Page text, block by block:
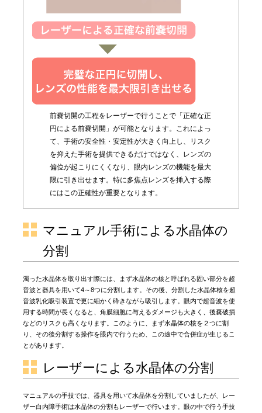
前嚢切開の工程をレーザーで行うことで「正確な正
円による前嚢切開」が可能となります。これによっ
て、手術の安全性・安定性が大きく向上し、リスク
を抑えた手術を提供できるだけではなく、レンズの
偏位が起こりにくくなり、眼内レンズの機能を最大
限に引き出せます。特に多焦点レンズを挿入する際
にはこの正確性が重要となります。
マニュアル手術による水晶体の
分割
濁った水晶体を取り出す際には、まず水晶体の核と呼ばれる固い部分を超
音波と器具を用いて4～8つに分割します。その後、分割した水晶体核を超
音波乳化吸引装置で更に細かく砕きながら吸引します。眼内で超音波を使
用する時間が長くなると、角膜細胞に与えるダメージも大きく、後嚢破損
などのリスクも高くなります。このように、まず水晶体の核を２つに割
り、その後分割する操作を眼内で行うため、この途中で合併症が生じるこ
とがあります。
レーザーによる水晶体の分割
マニュアルの手技では、器具を用いて水晶体を分割していましたが、レー
ザー白内障手術は水晶体の分割もレーザーで行います。眼の中で行う手技